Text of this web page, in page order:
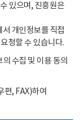
있으며, 진흥원은
서 개인정보를 직접
청할 수 있습니다.
수집 및 이용 동의
편, FAX)하여